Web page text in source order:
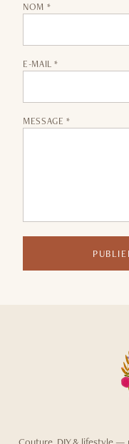
NOM *
E-MAIL *
MESSAGE *